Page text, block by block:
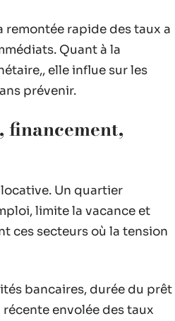
remontée rapide des taux a
Quant à la
elle influe sur les
prévenir.
financement,
Un quartier
limite la vacance et
ces secteurs où la tension
bancaires, durée du prêt
envolée des taux